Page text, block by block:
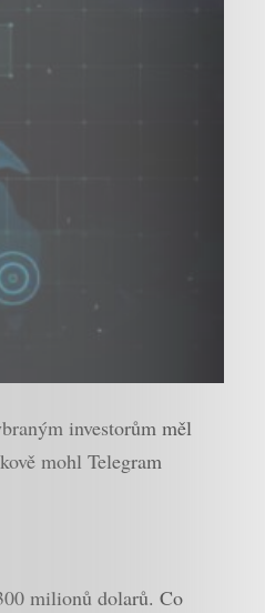
investorům měl
mohl Telegram
milionů dolarů. Co